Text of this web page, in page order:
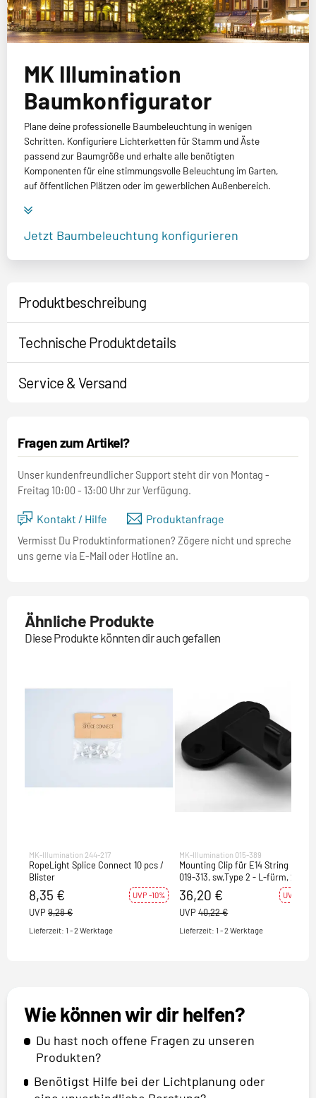
MK Illumination
Baumkonfigurator
Plane deine professionelle Baumbeleuchtung in wenigen
Schritten. Konfiguriere Lichterketten für Stamm und Äste
passend zur Baumgröße und erhalte alle benötigten
Komponenten für eine stimmungsvolle Beleuchtung im Garten,
auf öffentlichen Plätzen oder im gewerblichen Außenbereich.
Jetzt Baumbeleuchtung konfigurieren
Produktbeschreibung
Technische Produktdetails
Service & Versand
Fragen zum Artikel?
Unser kundenfreundlicher Support steht dir von Montag -
Freitag 10:00 - 13:00 Uhr zur Verfügung.
Kontakt / Hilfe Produktanfrage
Vermisst Du Produktinformationen? Zögere nicht und spreche
uns gerne via E-Mail oder Hotline an.
Ähnliche Produkte
Diese Produkte könnten dir auch gefallen
MK-Illumination 244-217
RopeLight Splice Connect 10 pcs /
Blister
8,35 € UVP -10%
UVP 9,28 €
Lieferzeit: 1 - 2 Werktage
MK-Illumination 015-389
Mounting Clip für E14 String Lite,
019-313, sw,Type 2 - L-fürm, 20pcs
/ Blister
36,20 € UVP -10%
UVP 40,22 €
Lieferzeit: 1 - 2 Werktage
Wie können wir dir helfen?
Du hast noch offene Fragen zu unseren
Produkten?
Benötigst Hilfe bei der Lichtplanung oder